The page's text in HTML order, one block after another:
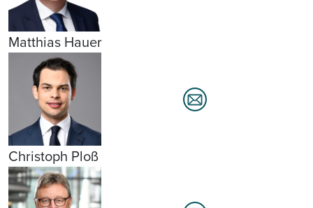
Matthias Hauer
Christoph Ploß